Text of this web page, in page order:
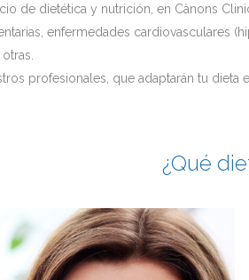
de dietética y nutrición, en Cànons
enfermedades cardiovasculares
profesionales, que adaptarán tu
¿Qué